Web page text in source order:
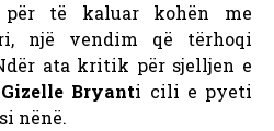
të kaluar kohën me
një vendim që tërhoqi
ata kritik për sjelljen e
Gizelle Bryanti cili e pyeti
nënë.